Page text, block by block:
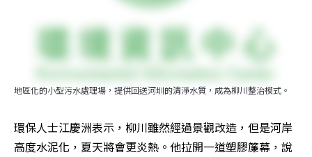
地區化的小型污水處理場，提供回送河圳的清淨水質，成為柳川整治模式。
環保人士江慶洲表示，柳川雖然經過景觀改造，但是河岸
高度水泥化，夏天將會更炎熱。他拉開一道塑膠簾幕，說